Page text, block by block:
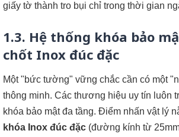
giấy tờ thành tro bụi chỉ trong thời gian
1.3. Hệ thống khóa bảo
chốt Inox đúc đặc
Một "bức tường" vững chắc cần có một
thông minh. Các thương hiệu uy tín luôn
khóa bảo mật đa tầng. Điểm nhấn vật lý
khóa Inox đúc đặc (đường kính từ